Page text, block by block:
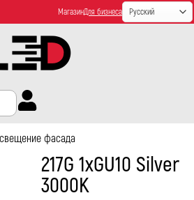
МагазинДля бизнеса
фасада
217G 1xGU10 Silver
3000K